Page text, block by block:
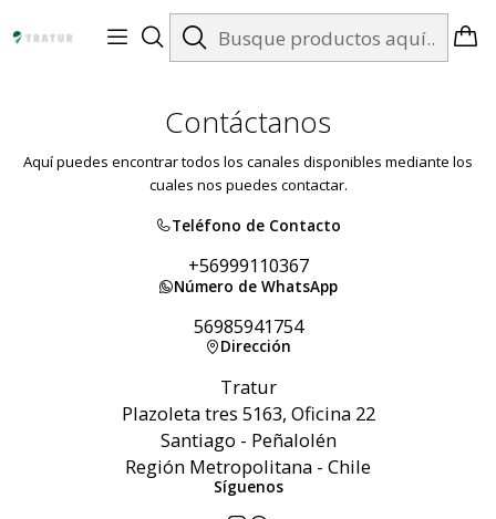
Envíos gratis en Santiago desde $99.990
Contáctanos
Aquí puedes encontrar todos los canales disponibles mediante los
cuales nos puedes contactar.
Teléfono de Contacto
+56999110367
Número de WhatsApp
56985941754
Dirección
Tratur
Plazoleta tres 5163, Oficina 22
Santiago - Peñalolén
Región Metropolitana - Chile
Síguenos